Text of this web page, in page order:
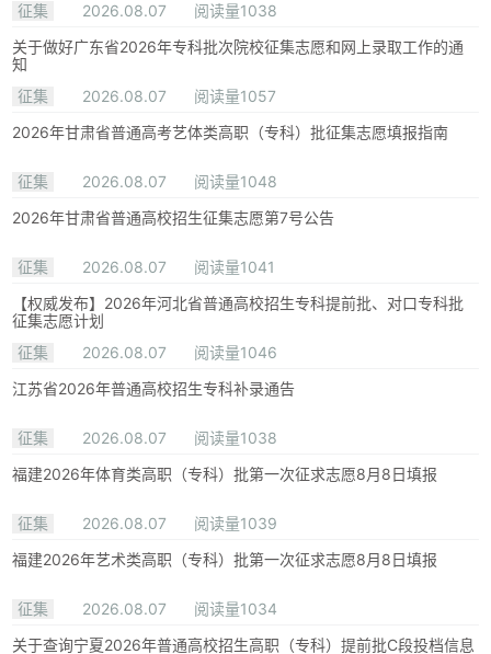
征集 2026.08.07
阅读量1038
关于做好广东省2026年专科批次院校征集志愿和网上录取工作的通
知
征集
2026.08.07
阅读量1057
2026年甘肃省普通高考艺体类高职（专科）批征集志愿填报指南
征集 2026.08.07
阅读量1048
2026年甘肃省普通高校招生征集志愿第7号公告
征集 2026.08.07
阅读量1041
【权威发布】2026年河北省普通高校招生专科提前批、对口专科批
征集志愿计划
征集
2026.08.07
阅读量1046
江苏省2026年普通高校招生专科补录通告
征集 2026.08.07
阅读量1038
福建2026年体育类高职（专科）批第一次征求志愿8月8日填报
征集 2026.08.07
阅读量1039
福建2026年艺术类高职（专科）批第一次征求志愿8月8日填报
征集 2026.08.07
阅读量1034
关于查询宁夏2026年普通高校招生高职（专科）提前批C段投档信息